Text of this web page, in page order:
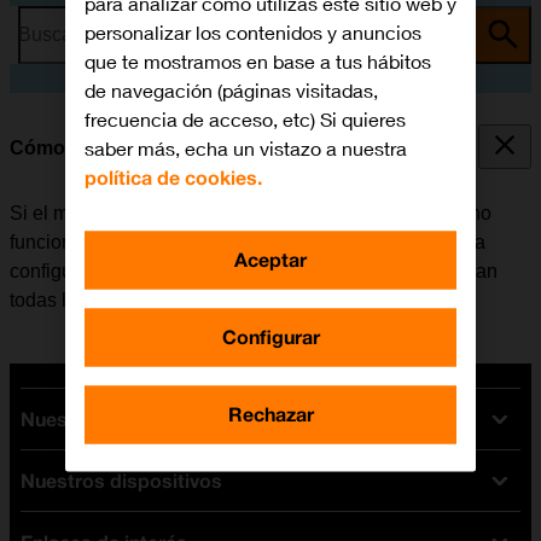
Busca por problema o tema
Cómo restablecer la configuración predeterminada
Si el móvil reacciona lentamente o de alguna manera no
funciona bien, en algunos casos ayuda el restablecer la
configuración predeterminada. De esta manera se borran
todas las configuraciones creadas en el móvil.
Nuestras tarifas
Tarifas Orange
Tarifas fibra y móvil
Nuestros dispositivos
personalizar los contenidos y anuncios
que te mostramos en base a tus hábitos
de navegación (páginas visitadas,
frecuencia de acceso, etc) Si quieres
saber más, echa un vistazo a nuestra
política de cookies.
Configurar
Rechazar
Aceptar